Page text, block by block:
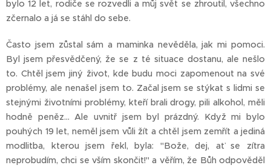
bylo 12 let, rodiče se rozvedli a můj svět se zhroutil, všechno
zčernalo a já se stáhl do sebe.
Často jsem zůstal sám a maminka nevěděla, jak mi pomoci.
Byl jsem přesvědčený, že se z té situace dostanu, ale nešlo
to. Chtěl jsem jiný život, kde budu moci zapomenout na své
problémy, ale nenašel jsem to. Začal jsem se stýkat s lidmi se
stejnými životními problémy, kteří brali drogy, pili alkohol, měli
hodně peněz… Ale uvnitř jsem byl prázdný. Když mi bylo
pouhých 19 let, neměl jsem vůli žít a chtěl jsem zemřít a jediná
modlitba, kterou jsem řekl, byla: "Bože, dej, ať se zítra
neprobudím, chci se vším skončit!" a věřím, že Bůh odpověděl